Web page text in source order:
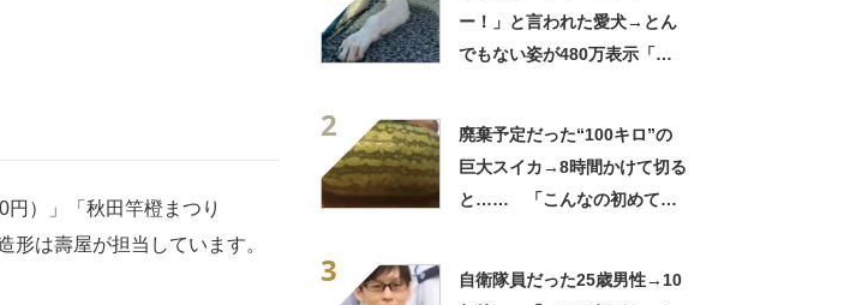
）」「秋田竿橙まつり
形は壽屋が担当しています。
ー！」と言われた愛犬→とん
でもない姿が480万表示「ど
2
廃棄予定だった“100キロ”の
巨大スイカ→8時間かけて切る
と…… 「こんなの初めて見
3
自衛隊員だった25歳男性→10